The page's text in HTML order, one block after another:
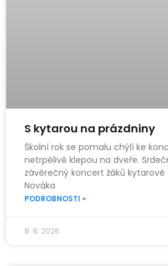
S kytarou na prázdniny
Školní rok se pomalu chýlí ke
netrpělivě klepou na dveře.
závěrečný koncert žáků kytarové
Nováka
PODROBNOSTI »
8. 6. 2026